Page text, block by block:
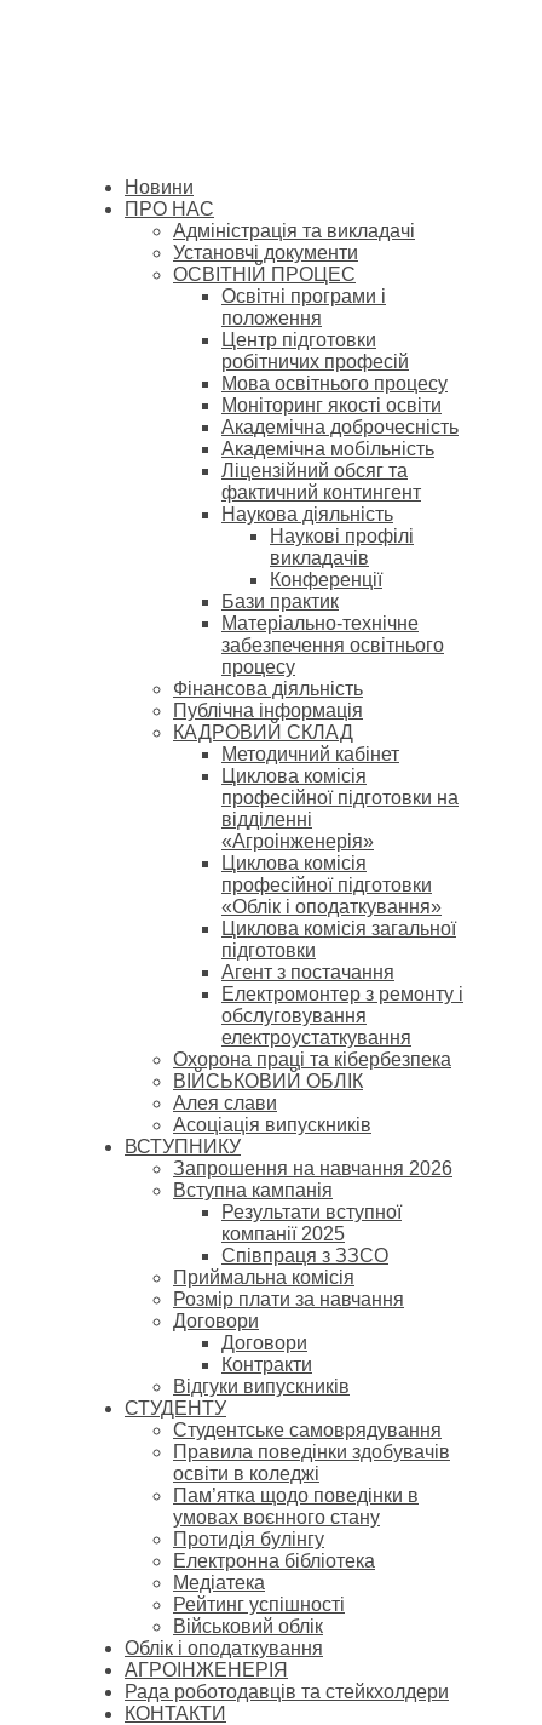
Новини
ПРО НАС
Адміністрація та викладачі
Установчі документи
ОСВІТНІЙ ПРОЦЕС
Освітні програми і
положення
Центр підготовки
робітничих професій
Мова освітнього процесу
Моніторинг якості освіти
Академічна доброчесність
Академічна мобільність
Ліцензійний обсяг та
фактичний контингент
Наукова діяльність
Наукові профілі
викладачів
Конференції
Бази практик
Матеріально-технічне
забезпечення освітнього
процесу
Фінансова діяльність
Публічна інформація
КАДРОВИЙ СКЛАД
Методичний кабінет
Циклова комісія
професійної підготовки на
відділенні
«Агроінженерія»
Циклова комісія
професійної підготовки
«Облік і оподаткування»
Циклова комісія загальної
підготовки
Агент з постачання
Електромонтер з ремонту і
обслуговування
електроустаткування
Охорона праці та кібербезпека
ВІЙСЬКОВИЙ ОБЛІК
Алея слави
Асоціація випускників
ВСТУПНИКУ
Запрошення на навчання 2026
Вступна кампанія
Результати вступної
компанії 2025
Співпраця з ЗЗСО
Приймальна комісія
Розмір плати за навчання
Договори
Договори
Контракти
Відгуки випускників
СТУДЕНТУ
Cтудентське самоврядування
Правила поведінки здобувачів
освіти в коледжі
Пам’ятка щодо поведінки в
умовах воєнного стану
Протидія булінгу
Електронна бібліотека
Медіатека
Рейтинг успішності
Військовий облік
Облік і оподаткування
АГРОІНЖЕНЕРІЯ
Рада роботодавців та стейкхолдери
КОНТАКТИ